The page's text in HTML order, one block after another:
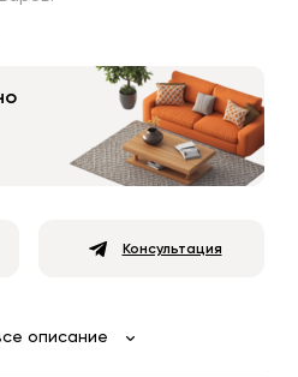
Консультация
описание